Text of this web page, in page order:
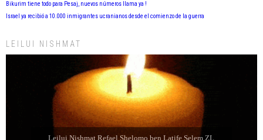
Bikurim tiene todo para Pesaj, nuevos números llama ya !
Israel ya recibió a 10.000 inmigrantes ucranianos desde el comienzo de la guerra
LEILUI NISHMAT
Leilui Nishmat Eliahu Jaim Jabbaz ZL ben Jacibe